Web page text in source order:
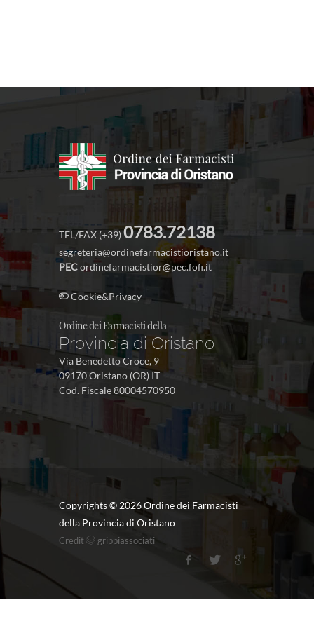
TEL/FAX (+39)0783.72138
segreteria@ordinefarmacistioristano.it
PECordinefarmacistior@pec.fofi.it
Cookie&Privacy
Ordine dei Farmacisti della
Provincia di Oristano
Via Benedetto Croce, 9
09170 Oristano (OR) IT
Cod. Fiscale 80004570950
Copyrights © 2026 Ordine dei Farmacisti
della Provincia di Oristano
Credit grippiassociati